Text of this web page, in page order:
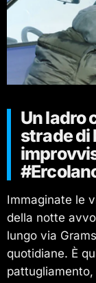
Un ladro
strade di
Immaginate le
della notte
lungo via
quotidiane. È